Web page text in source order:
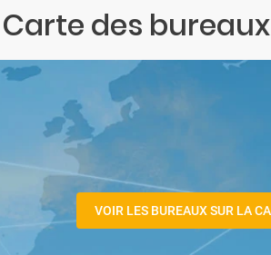
Carte des
VOIR LES BUREAUX SUR LA